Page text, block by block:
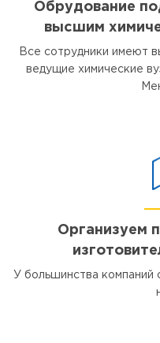
Обрудование
высшим
Все сотрудники имеют
ведущие химические
Организуем
У большинства компаний